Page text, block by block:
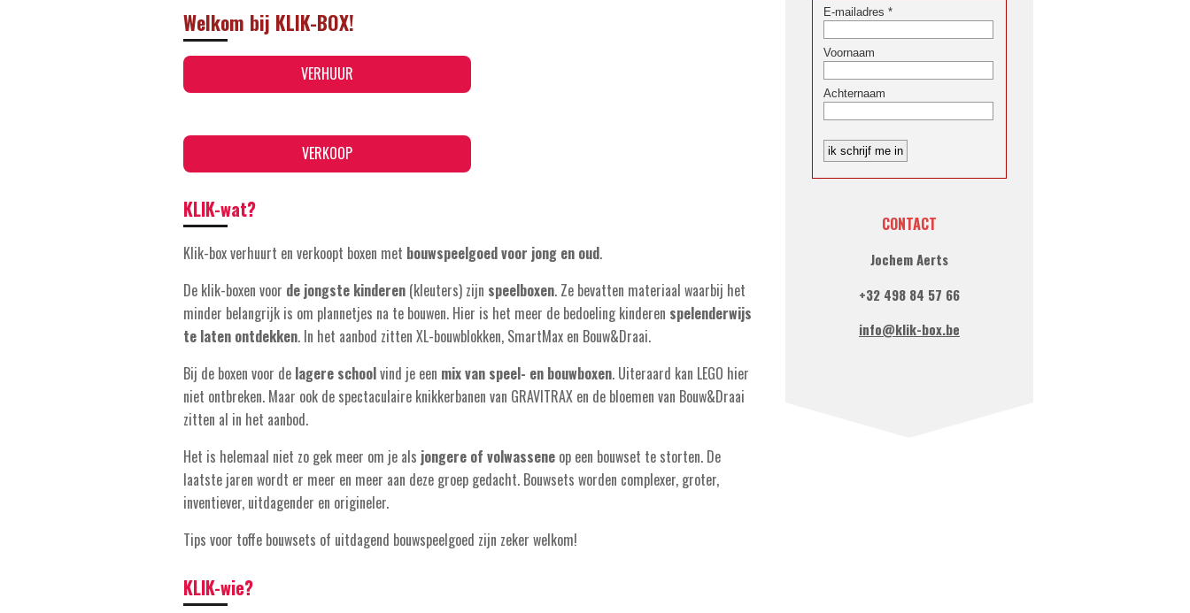
Welkom bij KLIK-BOX!
VERHUUR
VERKOOP
KLIK-wat?
Klik-box verhuurt en verkoopt boxen met bouwspeelgoed voor jong en oud.
De klik-boxen voor de jongste kinderen (kleuters) zijn speelboxen. Ze bevatten materiaal waarbij het
minder belangrijk is om plannetjes na te bouwen. Hier is het meer de bedoeling kinderen spelenderwijs
te laten ontdekken. In het aanbod zitten XL-bouwblokken, SmartMax en Bouw&Draai.
Bij de boxen voor de lagere schoolvind je een mix van speel- en bouwboxen. Uiteraard kan LEGO hier
niet ontbreken. Maar ook de spectaculaire knikkerbanen van GRAVITRAX en de bloemen van Bouw&Draai
zitten al in het aanbod.
Het is helemaal niet zo gek meer om je als jongere of volwassene op een bouwset te storten. De
laatste jaren wordt er meer en meer aan deze groep gedacht. Bouwsets worden complexer, groter,
inventiever, uitdagender en origineler.
Tips voor toffe bouwsets of uitdagend bouwspeelgoed zijn zeker welkom!
KLIK-wie?
CONTACT
Jochem Aerts
+32 498 84 57 66
info@klik-box.be